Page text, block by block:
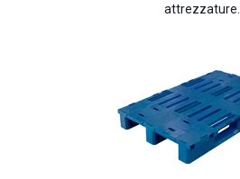
attrezzature.